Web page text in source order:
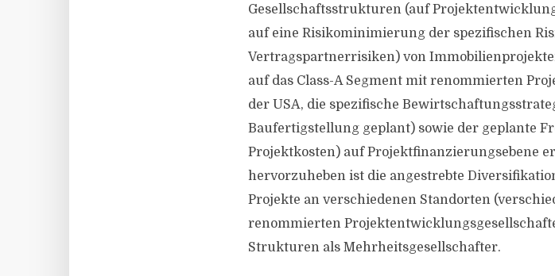
Gesellschaftsstrukturen (auf
auf eine Risikominimierung der spezifischen
Vertragspartnerrisiken) von
auf das Class-A Segment mit renommierten
der USA, die spezifische
Baufertigstellung geplant) sowie der geplante
Projektkosten) auf Projektfinanzierungsebene
hervorzuheben ist die angestrebte
Projekte an verschiedenen Standorten
renommierten
Strukturen als Mehrheitsgesellschafter.